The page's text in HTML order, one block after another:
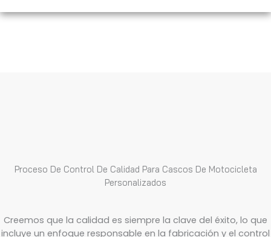
Proceso De Control De Calidad Para Cascos De Motocicleta
Personalizados
Creemos que la calidad es siempre la clave del éxito, lo que
incluye un enfoque responsable en la fabricación y el control